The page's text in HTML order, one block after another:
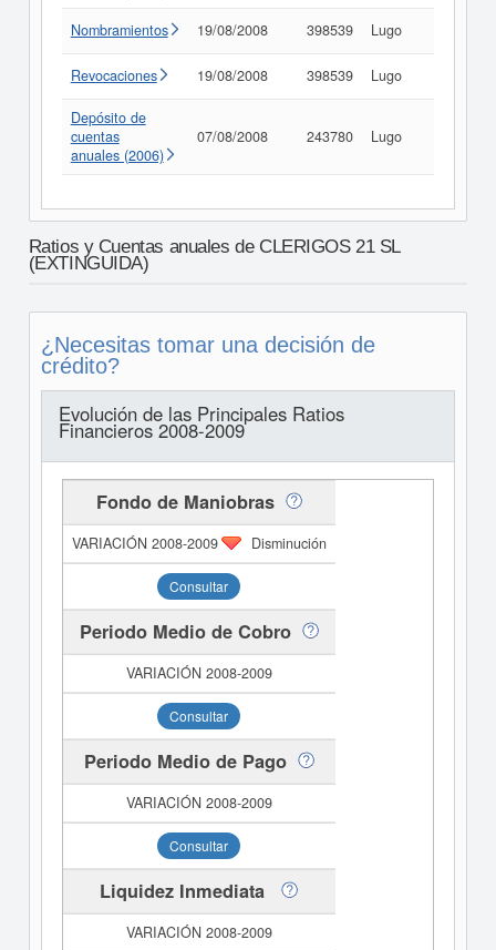
Nombramientos 19/08/2008 398539 Lugo
Revocaciones 19/08/2008 398539 Lugo
Depósito de
cuentas
anuales (2006)
07/08/2008 243780 Lugo
Ratios y Cuentas anuales de CLERIGOS 21 SL
(EXTINGUIDA)
¿Necesitas tomar una decisión de
crédito?
Evolución de las Principales Ratios
Financieros 2008-2009
Fondo de Maniobras
Disminución
Consultar
Periodo Medio de Cobro
Consultar
Periodo Medio de Pago
Consultar
Liquidez Inmediata